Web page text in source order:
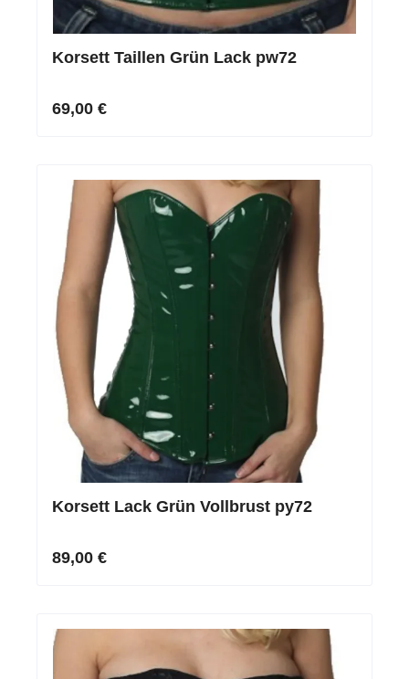
Korsett Taillen Grün Lack pw72
69,00 €
Korsett Lack Grün Vollbrust py72
89,00 €